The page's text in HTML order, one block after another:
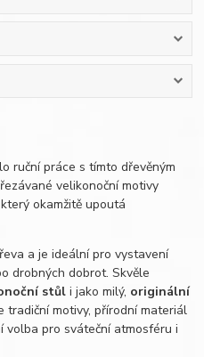
ruční práce s tímto dřevěným
velikonoční motivy
okamžitě upoutá
a je ideální pro vystavení
drobných dobrot. Skvěle
stůl i jako milý, originální
tradiční motivy, přírodní materiál
pro sváteční atmosféru i